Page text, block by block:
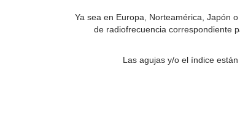
Ya sea en Europa, Norteamérica, Japón
de radiofrecuencia correspondiente
Las agujas y/o el índice